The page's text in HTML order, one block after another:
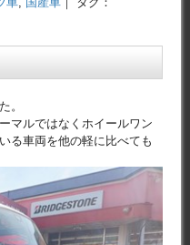
。
マルではなくホイールワン
る車両を他の軽に比べても